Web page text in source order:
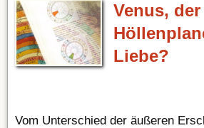
Venus, der
Liebe?
Vom Unterschied der äußeren